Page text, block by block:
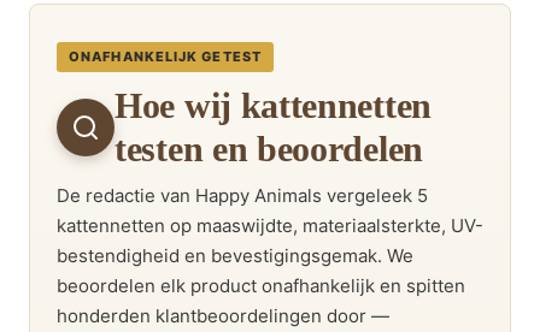
ONAFHANKELIJK GETEST
Hoe wij kattennetten
testen en beoordelen
De redactie van Happy Animals vergeleek 5
kattennetten op maaswijdte, materiaalsterkte, UV-
bestendigheid en bevestigingsgemak. We
beoordelen elk product onafhankelijk en spitten
honderden klantbeoordelingen door —